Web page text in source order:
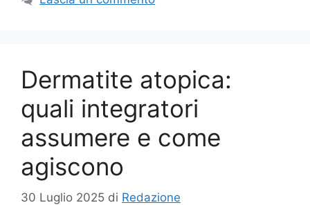
Dermatite atopica:
quali integratori
assumere e come
agiscono
30 Luglio 2025 di Redazione